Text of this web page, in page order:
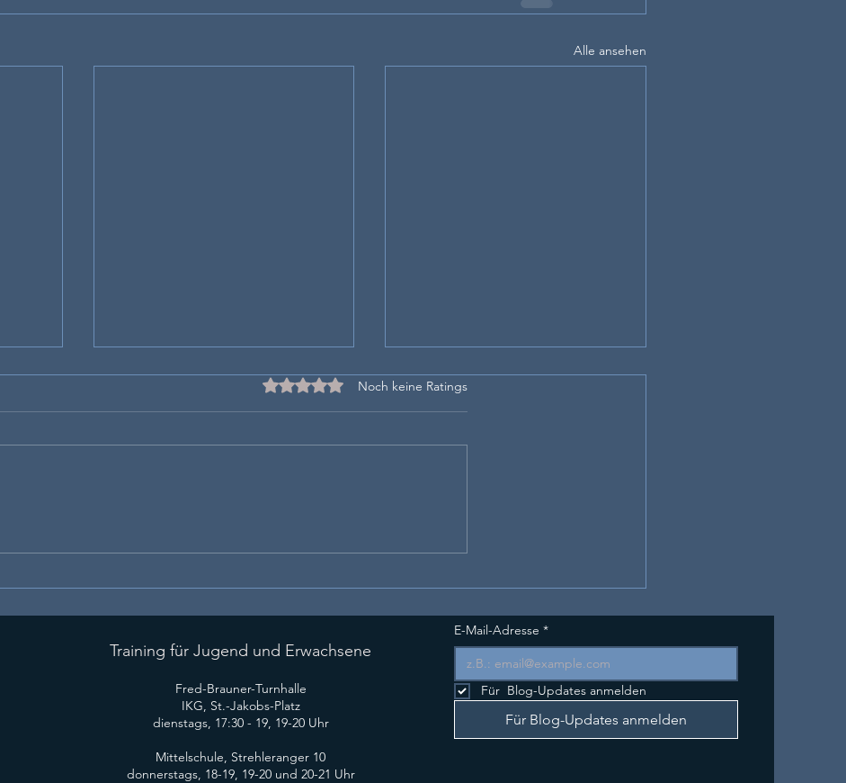
Alle ansehen
Mit 0 von 5 Sternen bewertet.
Noch keine Ratings
Training für Jugend und Erwachsene
​Fred-Brauner-Turnhalle
IKG, St.-Jakobs-Platz
​dienstags, 17:30 - 19, 19-20 Uhr
Mittelschule, Strehleranger 10
donnerstags, 18-19, 19-20 und 20-21 Uhr
E-Mail-Adresse *
Für  Blog-Updates anmelden
Für Blog-Updates anmelden